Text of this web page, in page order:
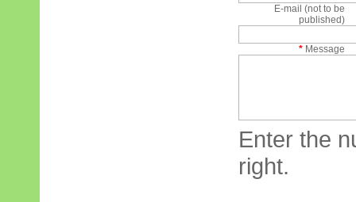
E-mail (not to be
published)
* Message
Enter the
right.